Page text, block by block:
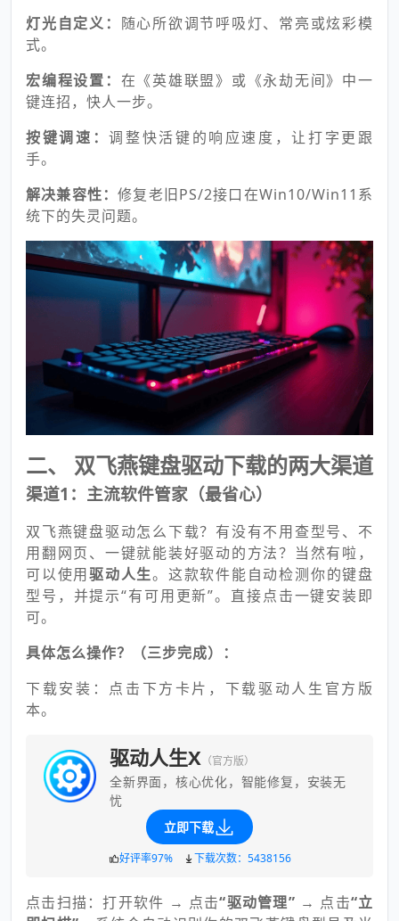
灯光自定义： 随心所欲调节呼吸灯、常亮或炫彩模
式。
宏编程设置： 在《英雄联盟》或《永劫无间》中一
键连招，快人一步。
按键调速：调整快活键的响应速度，让打字更跟
手。
解决兼容性：修复老旧PS/2接口在Win10/Win11系
统下的失灵问题。
二、 双飞燕键盘驱动下载的两大渠道
渠道1：主流软件管家（最省心）
双飞燕键盘驱动怎么下载？有没有不用查型号、不
用翻网页、一键就能装好驱动的方法？当然有啦，
可以使用驱动人生。这款软件能自动检测你的键盘
型号，并提示“有可用更新”。直接点击一键安装即
可。
具体怎么操作？（三步完成）：
下载安装：点击下方卡片，下载驱动人生官方版
本。
驱动人生X （官方版）
全新界面，核心优化，智能修复，安装无
忧
立即下载
好评率97% 下载次数：5438156
点击扫描：打开软件 → 点击“驱动管理” → 点击“立